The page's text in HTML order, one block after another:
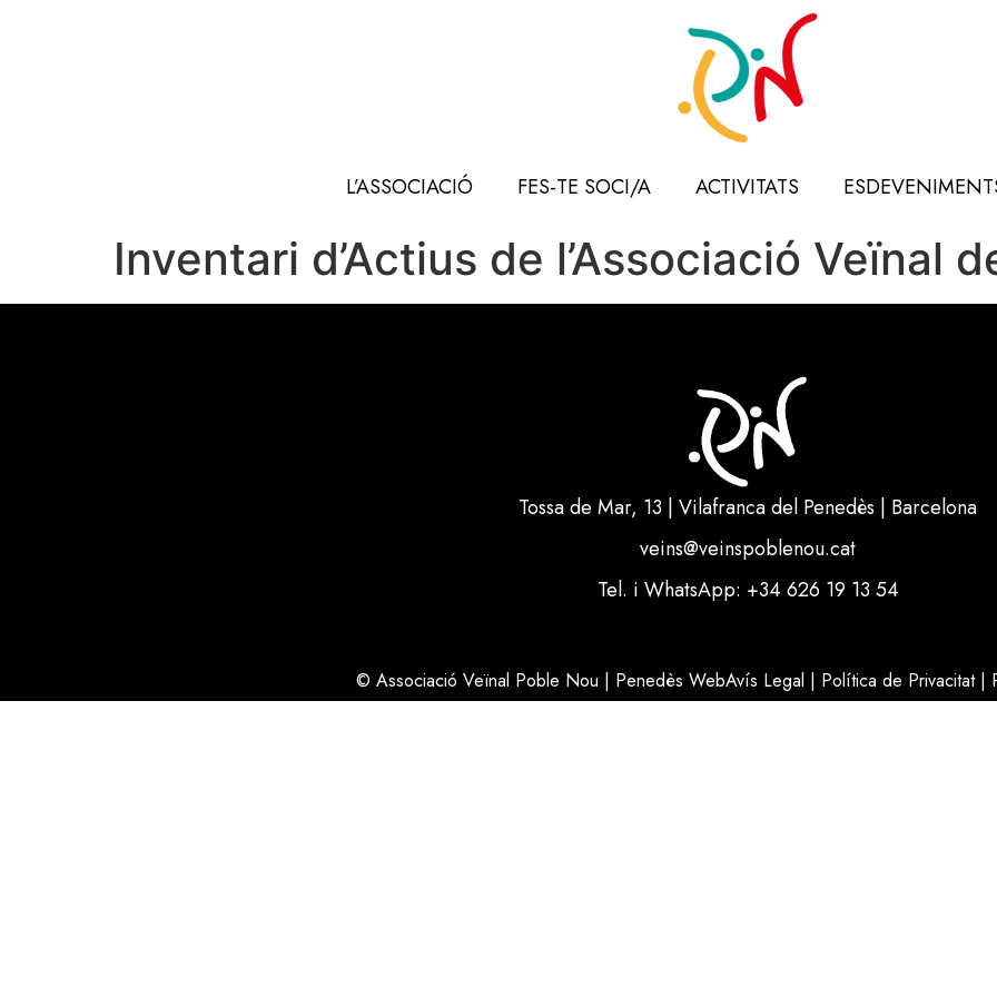
L’ASSOCIACIÓ FES-TE SOCI/A ACTIVITATS
Inventari d’Actius de l’Associació Veïnal
Tossa de Mar, 13 | Vilafranca del Penedès | Barcelona
veins@veinspoblenou.cat
Tel. i WhatsApp: +34 626 19 13 54
© Associació Veïnal Poble Nou | Penedès WebAvís Legal | Política de Privacitat|